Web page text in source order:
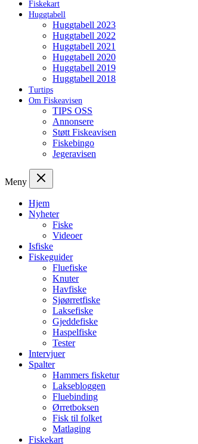
Fiskekart
Huggtabell
Huggtabell 2023
Huggtabell 2022
Huggtabell 2021
Huggtabell 2020
Huggtabell 2019
Huggtabell 2018
Turtips
Om Fiskeavisen
TIPS OSS
Annonsere
Støtt Fiskeavisen
Fiskebingo
Jegeravisen
Meny
Hjem
Nyheter
Fiske
Videoer
Isfiske
Fiskeguider
Fluefiske
Knuter
Havfiske
Sjøørretfiske
Laksefiske
Gjeddefiske
Haspelfiske
Tester
Intervjuer
Spalter
Hammers fisketur
Laksebloggen
Fluebinding
Ørretboksen
Fisk til folket
Matlaging
Fiskekart